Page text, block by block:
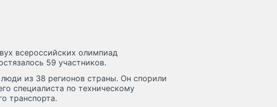
всероссийских олимпиад
59 участников.
из 38 регионов страны. Он спорили
специалиста по техническому
транспорта.